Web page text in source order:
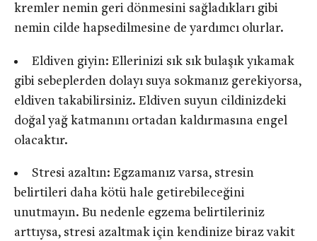
kremler nemin geri dönmesini sağladıkları gibi
nemin cilde hapsedilmesine de yardımcı olurlar.
Eldiven giyin: Ellerinizi sık sık bulaşık yıkamak
gibi sebeplerden dolayı suya sokmanız gerekiyorsa,
eldiven takabilirsiniz. Eldiven suyun cildinizdeki
doğal yağ katmanını ortadan kaldırmasına engel
olacaktır.
Stresi azaltın: Egzamanız varsa, stresin
belirtileri daha kötü hale getirebileceğini
unutmayın. Bu nedenle egzema belirtileriniz
arttıysa, stresi azaltmak için kendinize biraz vakit